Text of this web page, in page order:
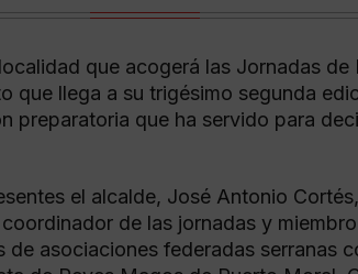
que acogerá las Jornadas de
que llega a su trigésimo segunda
preparatoria que ha servido para
el alcalde, José Antonio
de las jornadas y
de asociaciones federadas serranas